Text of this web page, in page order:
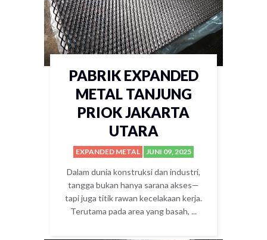
PABRIK EXPANDED
METAL TANJUNG
PRIOK JAKARTA
UTARA
EXPANDED METAL JUNI 09, 2025
Dalam dunia konstruksi dan industri,
tangga bukan hanya sarana akses—
tapi juga titik rawan kecelakaan kerja.
Terutama pada area yang basah, ...